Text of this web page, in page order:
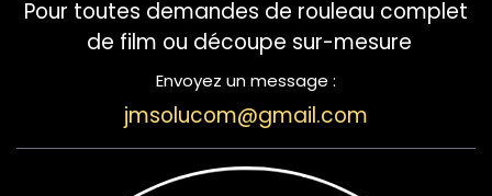
Pour toutes demandes de rouleau complet
de film ou découpe sur-mesure
Envoyez un message :
jmsolucom@gmail.com